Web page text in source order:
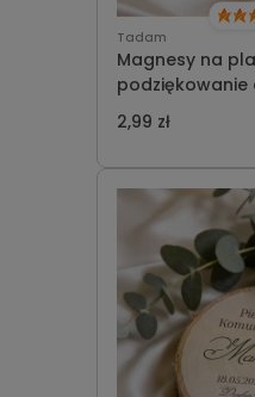
Tadam
Magnesy na
podziękowanie
Komunii wzór 5
2,99 zł